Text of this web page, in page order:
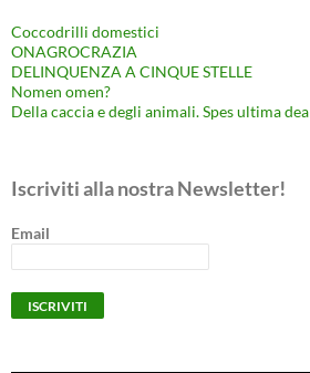
Coccodrilli domestici
ONAGROCRAZIA
DELINQUENZA A CINQUE STELLE
Nomen omen?
Della caccia e degli animali. Spes ultima dea
Iscriviti alla nostra Newsletter!
Email